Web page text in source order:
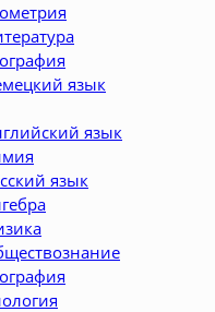
язык
язык
язык